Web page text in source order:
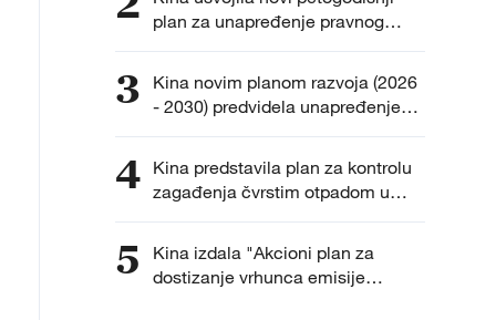
plan za unapređenje pravnog
obrazovanja građana
3
Kina novim planom razvoja (2026
- 2030) predvidela unapređenje
pravnog okvira za osobe sa
4 Kina predstavila plan za kontrolu
zagađenja čvrstim otpadom u
narednih pet godina
5
Kina izdala "Akcioni plan za
dostizanje vrhunca emisije